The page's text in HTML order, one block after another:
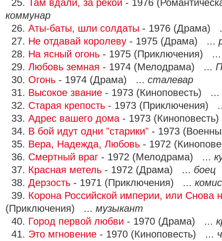
25. Там вдали, за рекой - 1976
коммунар
26. Аты-баты, шли солдаты - 1976 (Драма)
27. Не отдавай королеву - 1975 (Драма) ...
28. На ясный огонь - 1975 (Приключения)
29. Любовь земная - 1974 (Мелодрама) ...
30. Огонь - 1974 (Драма) ... сталевар
31. Высокое звание - 1973 (Киноповесть) ...
32. Старая крепость - 1973 (Приключения)
33. Адрес вашего дома - 1973
34. В бой идут одни "старики" - 1973
35. Вера, Надежда, Любовь - 1972
36. Смертный враг - 1972 (Мелодрама) ...
37. Красная метель - 1972 (Драма) ... боец
38. Дерзость - 1971 (Приключения) ...
39. Корона Российской империи, или Снова
(Приключения) ... музыкант
40. Город первой любви - 1970 (Драма) ...
41. Это мгновение - 1970 (Киноповесть) ...